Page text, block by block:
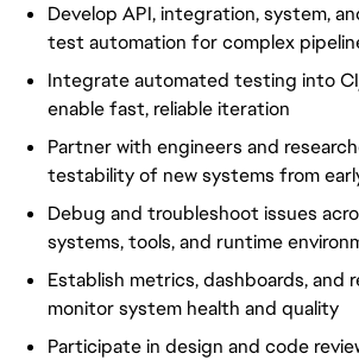
Develop API, integration, system,
test automation for complex
Integrate automated testing into
enable fast, reliable iteration
Partner with engineers and
testability of new systems from
Debug and troubleshoot issues
systems, tools, and runtime
Establish metrics, dashboards, and
monitor system health and quality
Participate in design and code